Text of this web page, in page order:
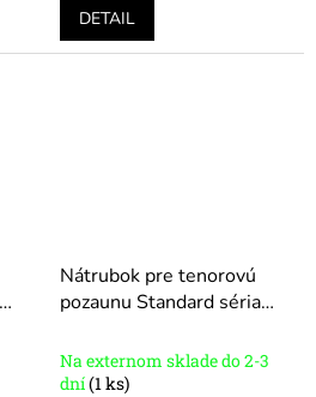
DETAIL
Nátrubok pre tenorovú
pozaunu Standard séria
Na externom sklade do 2-3
dní(1 ks)